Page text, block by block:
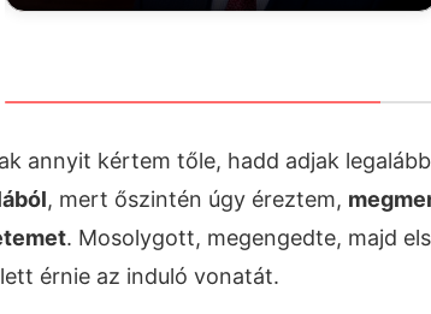
annyit kértem tőle, hadd adjak legalább
, mert őszintén úgy éreztem,
. Mosolygott, megengedte, majd
érnie az induló vonatát.